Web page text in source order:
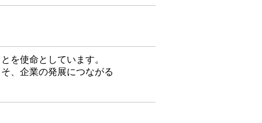
を使命としています。
、企業の発展につながる